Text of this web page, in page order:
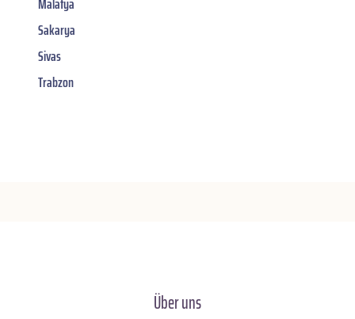
Sakarya
Sivas
Trabzon
Über uns